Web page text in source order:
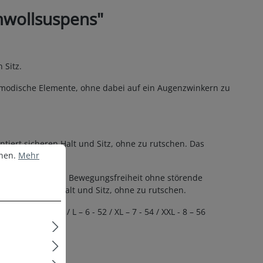
Sitz.
Elemente, ohne dabei auf ein Augenzwinkern zu
sicheren Halt und Sitz, ohne zu rutschen. Das
und Bewegungsfreiheit ohne störende
sicheren Halt und Sitz, ohne zu rutschen.
/ M – 5 - 50 / L – 6 - 52 / XL – 7 - 54 / XXL - 8 – 56
Mehr Informationen ...
Mehr